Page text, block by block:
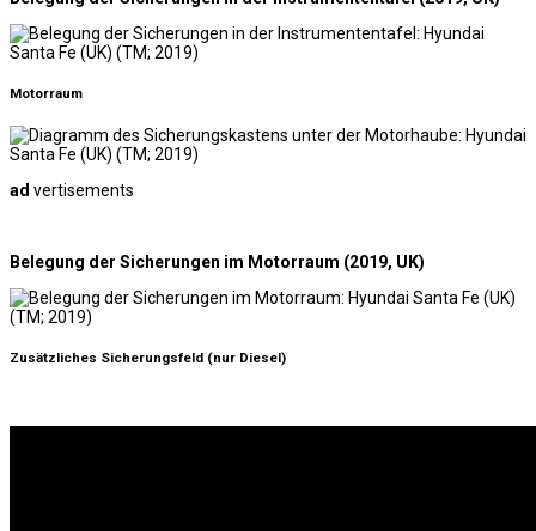
Motorraum
ad vertisements
Belegung der Sicherungen im Motorraum (2019, UK)
Zusätzliches Sicherungsfeld (nur Diesel)